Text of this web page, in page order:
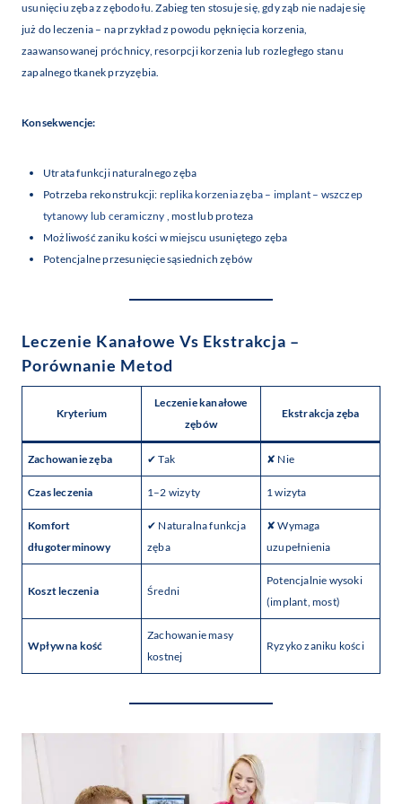
usunięciu zęba z zębodołu. Zabieg ten stosuje się, gdy ząb nie nadaje się
już do leczenia – na przykład z powodu pęknięcia korzenia,
zaawansowanej próchnicy, resorpcji korzenia lub rozległego stanu
zapalnego tkanek przyzębia.
Konsekwencje:
Utrata funkcji naturalnego zęba
Potrzeba rekonstrukcji: replika korzenia zęba – implant – wszczep
tytanowy lub ceramiczny , most lub proteza
Możliwość zaniku kości w miejscu usuniętego zęba
Potencjalne przesunięcie sąsiednich zębów
Leczenie Kanałowe Vs Ekstrakcja –
Porównanie Metod
Kryterium
Leczenie kanałowe
zębów
Ekstrakcja zęba
Zachowanie zęba ✔ Tak ✘ Nie
Czas leczenia 1–2 wizyty 1 wizyta
Komfort
długoterminowy
✔ Naturalna funkcja
zęba
✘ Wymaga
uzupełnienia
Koszt leczenia Średni
Potencjalnie wysoki
(implant, most)
Wpływ na kość
Zachowanie masy
kostnej
Ryzyko zaniku kości